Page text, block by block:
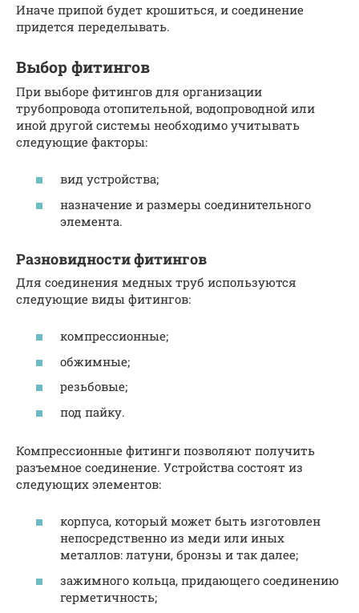
Иначе припой будет крошиться, и соединение
придется переделывать.
Выбор фитингов
При выборе фитингов для организации
трубопровода отопительной, водопроводной или
иной другой системы необходимо учитывать
следующие факторы:
вид устройства;
назначение и размеры соединительного
элемента.
Разновидности фитингов
Для соединения медных труб используются
следующие виды фитингов:
компрессионные;
обжимные;
резьбовые;
под пайку.
Компрессионные фитинги позволяют получить
разъемное соединение. Устройства состоят из
следующих элементов:
корпуса, который может быть изготовлен
непосредственно из меди или иных
металлов: латуни, бронзы и так далее;
зажимного кольца, придающего соединению
герметичность;